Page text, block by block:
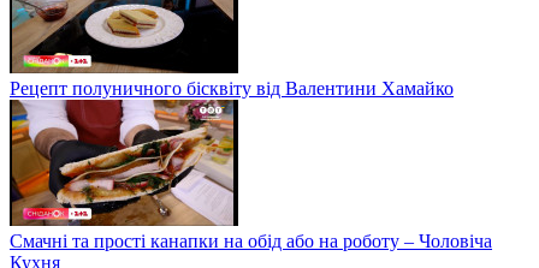
Рецепт полуничного бісквіту від Валентини Хамайко
Смачні та прості канапки на обід або на роботу – Чоловіча
Кухня